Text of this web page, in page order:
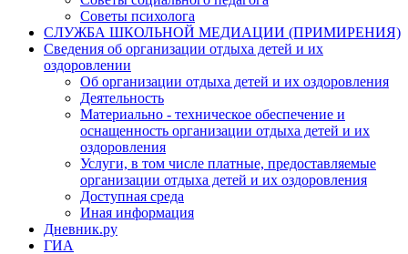
Советы психолога
СЛУЖБА ШКОЛЬНОЙ МЕДИАЦИИ (ПРИМИРЕНИЯ)
Сведения об организации отдыха детей и их
оздоровлении
Об организации отдыха детей и их оздоровления
Деятельность
Материально - техническое обеспечение и
оснащенность организации отдыха детей и их
оздоровления
Услуги, в том числе платные, предоставляемые
организации отдыха детей и их оздоровления
Доступная среда
Иная информация
Дневник.ру
ГИА